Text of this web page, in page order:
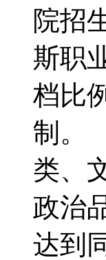
院招
斯职
档比
制。
类、
政治
达到